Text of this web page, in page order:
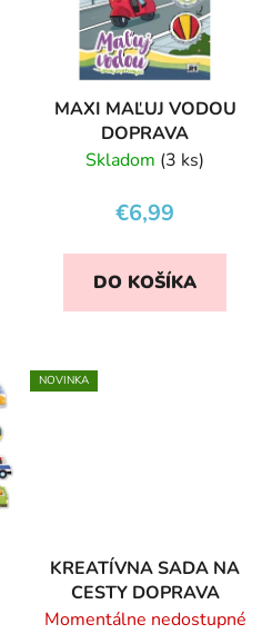
MAXI MAĽUJ VODOU
DOPRAVA
Skladom (3 ks)
€6,99
DO KOŠÍKA
NOVINKA
KREATÍVNA SADA NA
CESTY DOPRAVA
Momentálne nedostupné